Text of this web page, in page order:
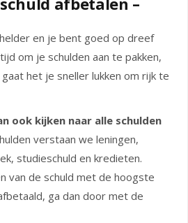
en je bent goed op dreef
om je schulden aan te pakken,
het je sneller lukken om rijk te
ook kijken naar alle schulden
verstaan we leningen,
studieschuld en kredieten.
van de schuld met de hoogste
ga dan door met de